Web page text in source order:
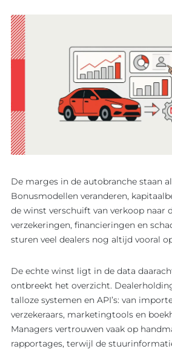
De marges in de autobranche staan
Bonusmodellen veranderen,
de winst verschuift van verkoop naar
verzekeringen, financieringen en
sturen veel dealers nog altijd vooral
De echte winst ligt in de data
ontbreekt het overzicht.
talloze systemen en API’s: van
verzekeraars, marketingtools en
Managers vertrouwen vaak op
rapportages, terwijl de